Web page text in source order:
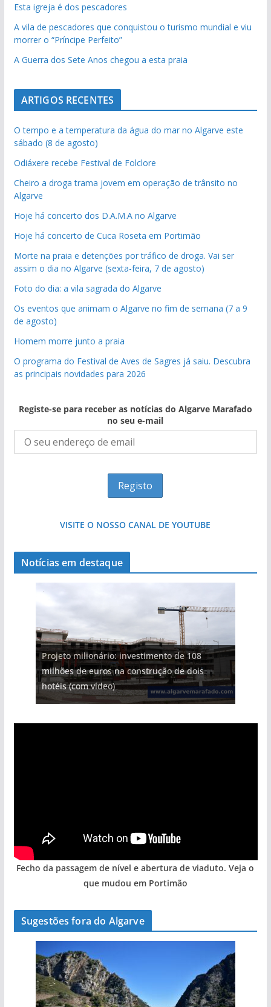
Esta igreja é dos pescadores
A vila de pescadores que conquistou o turismo mundial e viu
morrer o “Príncipe Perfeito”
A Guerra dos Sete Anos chegou a esta praia
ARTIGOS RECENTES
O tempo e a temperatura da água do mar no Algarve este
sábado (8 de agosto)
Odiáxere recebe Festival de Folclore
Cheiro a droga trama jovem em operação de trânsito no
Algarve
Hoje há concerto dos D.A.M.A no Algarve
Hoje há concerto de Cuca Roseta em Portimão
Morte na praia e detenções por tráfico de droga. Vai ser
assim o dia no Algarve (sexta-feira, 7 de agosto)
Foto do dia: a vila sagrada do Algarve
Os eventos que animam o Algarve no fim de semana (7 a 9
de agosto)
Homem morre junto a praia
O programa do Festival de Aves de Sagres já saiu. Descubra
as principais novidades para 2026
Registe-se para receber as notícias do Algarve Marafado
no seu e-mail
VISITE O NOSSO CANAL DE YOUTUBE
Notícias em destaque
Projeto milionário: investimento de 108
milhões de euros na construção de dois
hotéis (com vídeo)
Fecho da passagem de nível e abertura de viaduto. Veja o
que mudou em Portimão
Sugestões fora do Algarve